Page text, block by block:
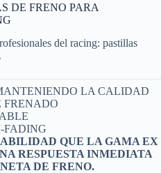
DE FRENO PARA
del racing: pastillas
LA CALIDAD
FRENADO
FADING
QUE LA GAMA EX
RESPUESTA INMEDIATA
DE FRENO.